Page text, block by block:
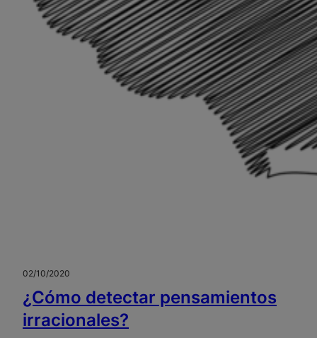
02/10/2020
¿Cómo detectar pensamientos
irracionales?